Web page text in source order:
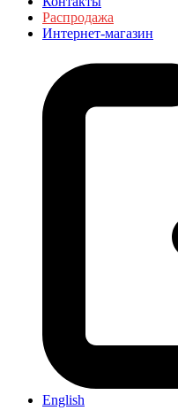
Распродажа
Интернет-магазин
English